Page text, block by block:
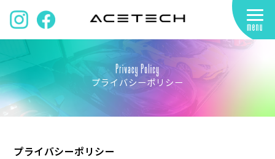
プライバシーポリシー
プライバシーポリシー